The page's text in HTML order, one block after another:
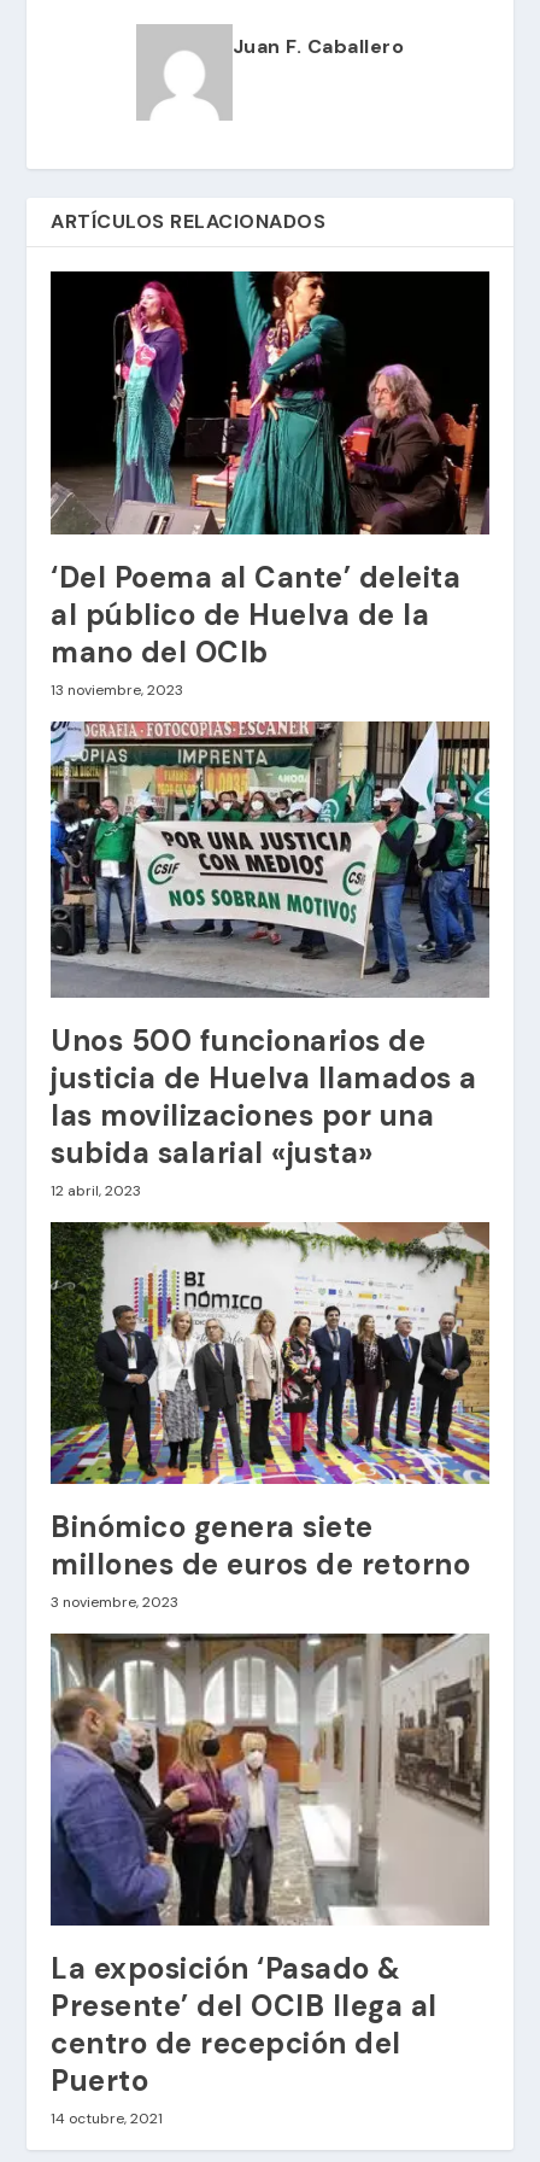
Juan F. Caballero
ARTÍCULOS RELACIONADOS
‘Del Poema al Cante’ deleita
al público de Huelva de la
mano del OCIb
13 noviembre, 2023
Unos 500 funcionarios de
justicia de Huelva llamados a
las movilizaciones por una
subida salarial «justa»
12 abril, 2023
Binómico genera siete
millones de euros de retorno
3 noviembre, 2023
La exposición ‘Pasado &
Presente’ del OCIB llega al
centro de recepción del
Puerto
14 octubre, 2021